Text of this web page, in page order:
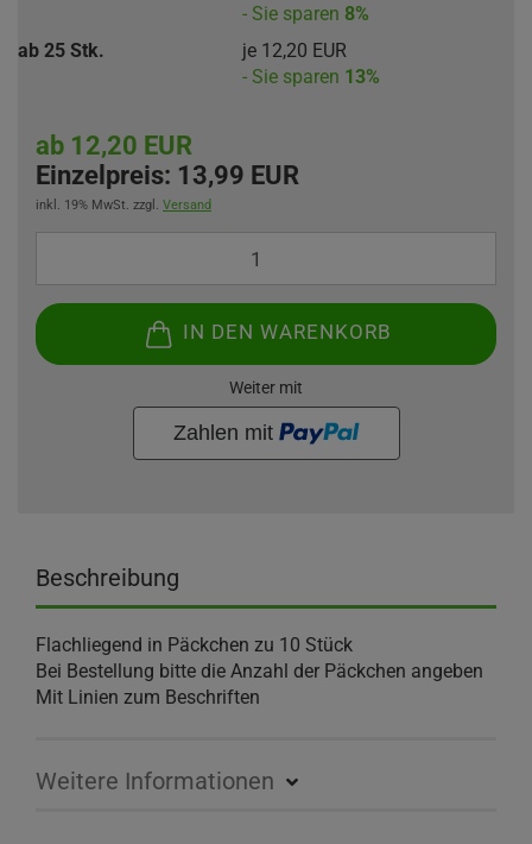
- Sie sparen 8%
ab 25 Stk.
je 12,20 EUR
- Sie sparen 13%
ab 12,20 EUR
Einzelpreis: 13,99 EUR
inkl. 19% MwSt. zzgl. Versand
IN DEN WARENKORB
Weiter mit
Beschreibung
Flachliegend in Päckchen zu 10 Stück
Bei Bestellung bitte die Anzahl der Päckchen angeben
Mit Linien zum Beschriften
Weitere Informationen